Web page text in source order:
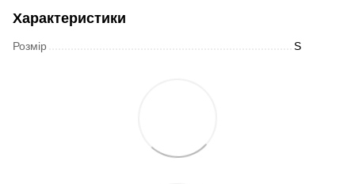
Характеристики
Розмір S